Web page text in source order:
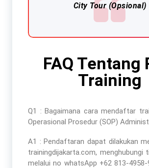
City Tour (Opsional)
FAQ Tentang
Training
Q1 : Bagaimana cara mendaftar
Operasional Prosedur (SOP)
A1 : Pendaftaran dapat dilakukan
trainingdijakarta.com, menghubungi
melalui no whatsApp +62 813-